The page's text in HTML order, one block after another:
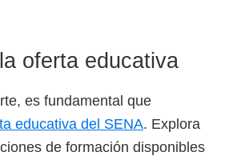
oferta educativa
es fundamental que
educativa del SENA. Explora
de formación disponibles